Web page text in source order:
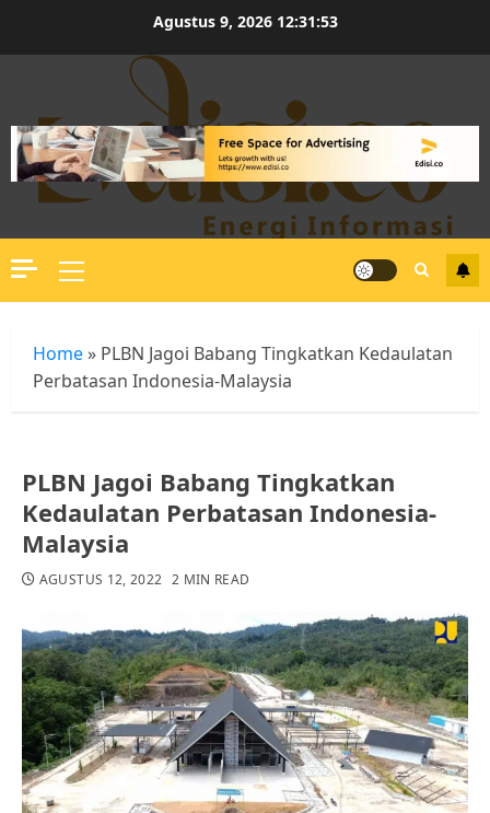
Agustus 9, 2026 12:31:54
Primary
Menu
Home » PLBN Jagoi Babang Tingkatkan Kedaulatan
Perbatasan Indonesia-Malaysia
PLBN Jagoi Babang Tingkatkan
Kedaulatan Perbatasan Indonesia-
Malaysia
AGUSTUS 12, 2022 2 MIN READ